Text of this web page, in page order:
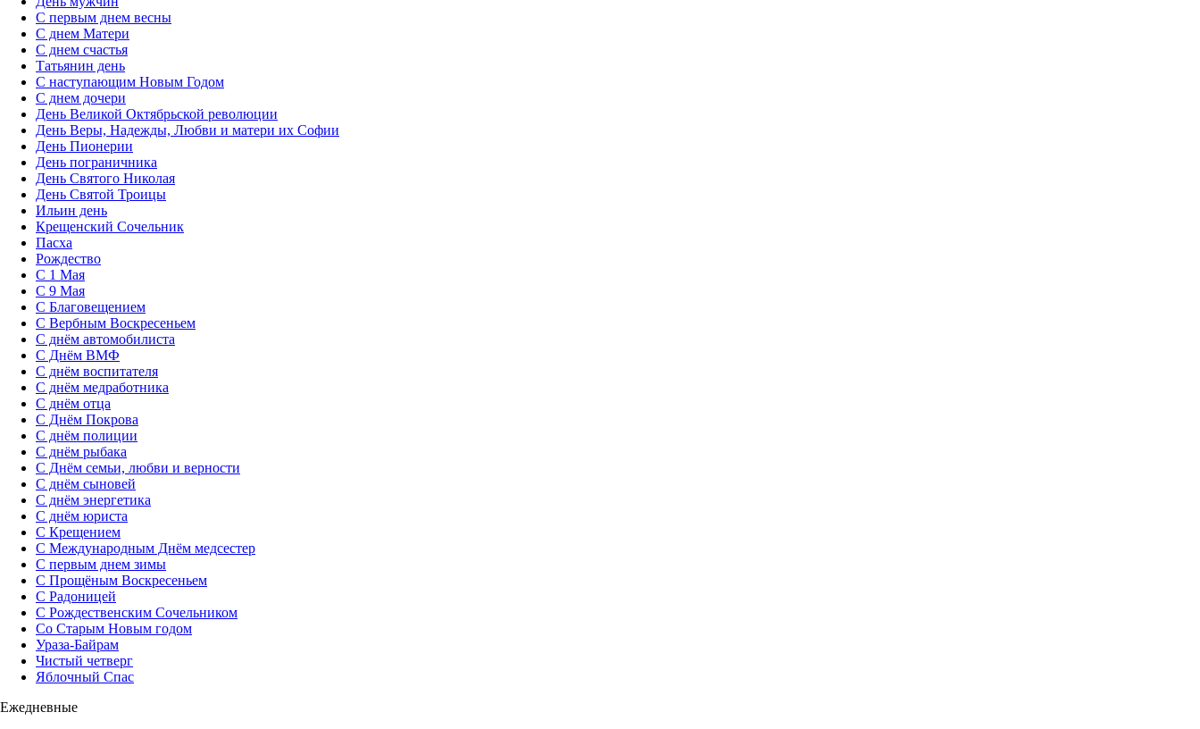
С первым днем весны
С днем Матери
C днем счастья
Татьянин день
C наступающим Новым Годом
C днем дочери
День Великой Октябрьской революции
День Веры, Надежды, Любви и матери их Софии
День Пионерии
День пограничника
День Святого Николая
День Святой Троицы
Ильин день
Крещенский Сочельник
Пасха
Рождество
С 1 Мая
С 9 Мая
С Благовещением
С Вербным Воскресеньем
С днём автомобилиста
С Днём ВМФ
С днём воспитателя
С днём медработника
С днём отца
С Днём Покрова
С днём полиции
С днём рыбака
С Днём семьи, любви и верности
С днём сыновей
С днём энергетика
С днём юриста
С Крещением
С Международным Днём медсестер
С первым днем зимы
С Прощёным Воскресеньем
С Радоницей
С Рождественским Сочельником
Со Старым Новым годом
Ураза-Байрам
Чистый четверг
Яблочный Спас
Ежедневные